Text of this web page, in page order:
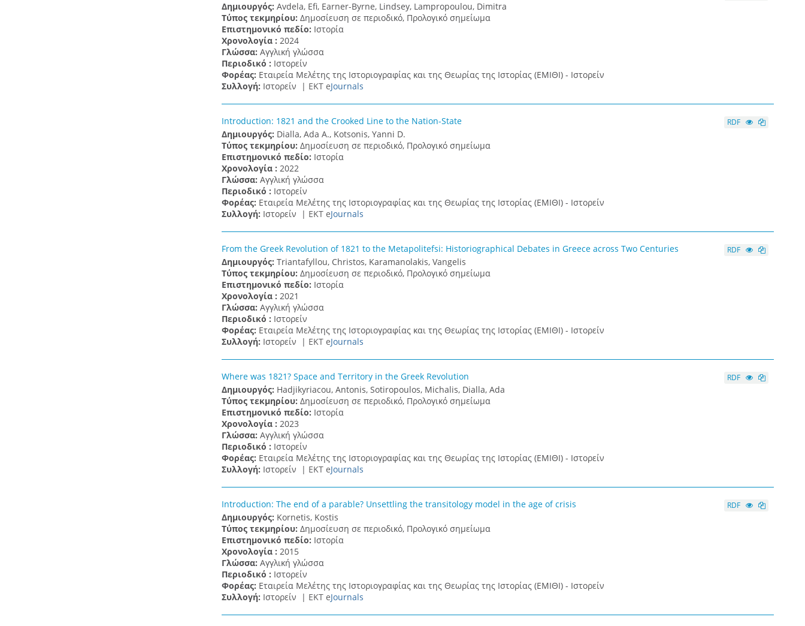
Δημιουργός: Avdela, Efi, Earner-Byrne, Lindsey, Lampropoulou, Dimitra
Τύπος τεκμηρίου: Δημοσίευση σε περιοδικό, Προλογικό σημείωμα
Επιστημονικό πεδίο: Ιστορία
Χρονολογία : 2024
Γλώσσα: Αγγλική γλώσσα
Περιοδικό : Ιστορείν
Φορέας: Εταιρεία Μελέτης της Ιστοριογραφίας και της Θεωρίας της Ιστορίας (ΕΜΙΘΙ) - Ιστορείν
Συλλογή: Ιστορείν | ΕΚΤ eJournals
Introduction: 1821 and the Crooked Line to the Nation-State
Δημιουργός: Dialla, Ada A., Kotsonis, Yanni D.
Τύπος τεκμηρίου: Δημοσίευση σε περιοδικό, Προλογικό σημείωμα
Επιστημονικό πεδίο: Ιστορία
Χρονολογία : 2022
Γλώσσα: Αγγλική γλώσσα
Περιοδικό : Ιστορείν
Φορέας: Εταιρεία Μελέτης της Ιστοριογραφίας και της Θεωρίας της Ιστορίας (ΕΜΙΘΙ) - Ιστορείν
Συλλογή: Ιστορείν | ΕΚΤ eJournals
RDF
From the Greek Revolution of 1821 to the Metapolitefsi: Historiographical Debates in Greece across Two Centuries
Δημιουργός: Triantafyllou, Christos, Karamanolakis, Vangelis
Τύπος τεκμηρίου: Δημοσίευση σε περιοδικό, Προλογικό σημείωμα
Επιστημονικό πεδίο: Ιστορία
Χρονολογία : 2021
Γλώσσα: Αγγλική γλώσσα
Περιοδικό : Ιστορείν
Φορέας: Εταιρεία Μελέτης της Ιστοριογραφίας και της Θεωρίας της Ιστορίας (ΕΜΙΘΙ) - Ιστορείν
Συλλογή: Ιστορείν | ΕΚΤ eJournals
RDF
Where was 1821? Space and Territory in the Greek Revolution
Δημιουργός: Hadjikyriacou, Antonis, Sotiropoulos, Michalis, Dialla, Ada
Τύπος τεκμηρίου: Δημοσίευση σε περιοδικό, Προλογικό σημείωμα
Επιστημονικό πεδίο: Ιστορία
Χρονολογία : 2023
Γλώσσα: Αγγλική γλώσσα
Περιοδικό : Ιστορείν
Φορέας: Εταιρεία Μελέτης της Ιστοριογραφίας και της Θεωρίας της Ιστορίας (ΕΜΙΘΙ) - Ιστορείν
Συλλογή: Ιστορείν | ΕΚΤ eJournals
RDF
Introduction: The end of a parable? Unsettling the transitology model in the age of crisis
Δημιουργός: Kornetis, Kostis
Τύπος τεκμηρίου: Δημοσίευση σε περιοδικό, Προλογικό σημείωμα
Επιστημονικό πεδίο: Ιστορία
Χρονολογία : 2015
Γλώσσα: Αγγλική γλώσσα
Περιοδικό : Ιστορείν
Φορέας: Εταιρεία Μελέτης της Ιστοριογραφίας και της Θεωρίας της Ιστορίας (ΕΜΙΘΙ) - Ιστορείν
Συλλογή: Ιστορείν | ΕΚΤ eJournals
RDF